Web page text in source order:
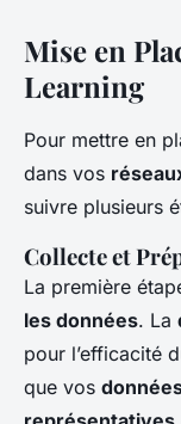
Mise en
Learning
Pour mettre en
dans vos
suivre plusieurs
Collecte et
La première
les données. La
pour l’efficacité
que vos